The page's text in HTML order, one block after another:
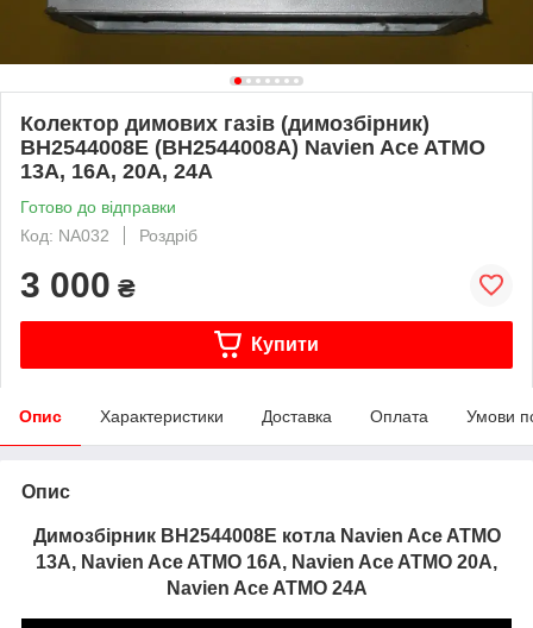
Колектор димових газів (димозбірник)
BH2544008E (BH2544008A) Navien Ace ATMO
13A, 16A, 20A, 24A
Готово до відправки
Код: NA032
Роздріб
3 000 ₴
Купити
Опис Характеристики Доставка Оплата Умови
Опис
Димозбірник BH2544008E котла Navien Ace ATMO
13A, Navien Ace ATMO 16A, Navien Ace ATMO 20A,
Navien Ace ATMO 24A